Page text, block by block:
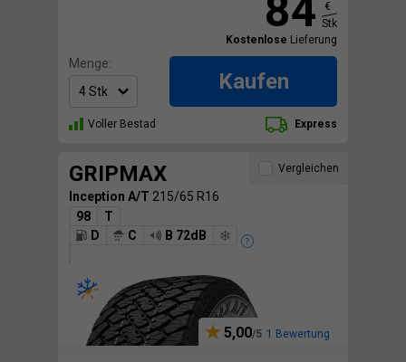
84
€
Stk
Kostenlose Lieferung
Menge:
Kaufen
Voller Bestad Express
GRIPMAX
Inception A/T 215/65 R16
98
T
D
C B 72dB
5,00 1 Bewertung
Vergleichen